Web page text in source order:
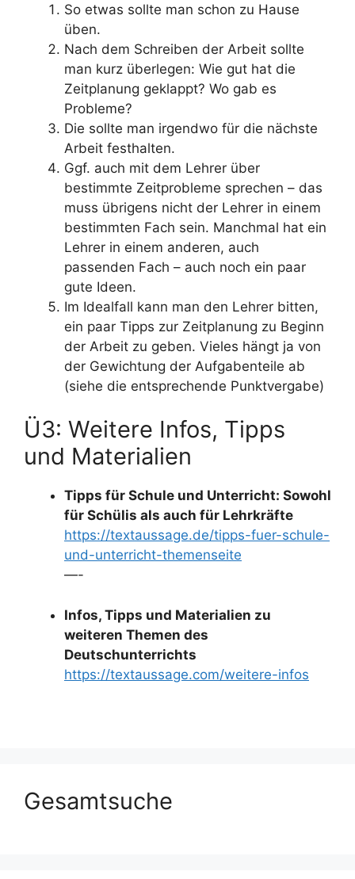
So etwas sollte man schon zu Hause
üben.
Nach dem Schreiben der Arbeit sollte
man kurz überlegen: Wie gut hat die
Zeitplanung geklappt? Wo gab es
Probleme?
Die sollte man irgendwo für die nächste
Arbeit festhalten.
Ggf. auch mit dem Lehrer über
bestimmte Zeitprobleme sprechen – das
muss übrigens nicht der Lehrer in einem
bestimmten Fach sein. Manchmal hat ein
Lehrer in einem anderen, auch
passenden Fach – auch noch ein paar
gute Ideen.
Im Idealfall kann man den Lehrer bitten,
ein paar Tipps zur Zeitplanung zu Beginn
der Arbeit zu geben. Vieles hängt ja von
der Gewichtung der Aufgabenteile ab
(siehe die entsprechende Punktvergabe)
Ü3: Weitere Infos, Tipps
und Materialien
Tipps für Schule und Unterricht: Sowohl
für Schülis als auch für Lehrkräfte
https://textaussage.de/tipps-fuer-schule-
und-unterricht-themenseite
—-
Infos, Tipps und Materialien zu
weiteren Themen des
Deutschunterrichts
https://textaussage.com/weitere-infos
Gesamtsuche